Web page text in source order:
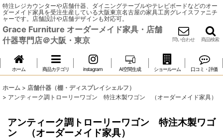
特注レジカウンターや店舗什器、ダイニングテーブルやテレビボードなどのオー
ダーメイド家具を受注生産している大阪東京名古屋の家具工房グレイスファニチ
ャーです。店舗設計や店舗デザインも対応可。
Grace Furniture オーダーメイド家具・店舗
什器専門店＠大阪・東京
問い合わせ 商品検索
ホーム 商品カテゴリ instagram AI空間生成 ショールーム 口コミ・評価
ホーム > 店舗什器（棚・ディスプレイシェルフ）
> アンティーク調トローリーワゴン 特注木製ワゴン （オーダーメイド家具）
アンティーク調トローリーワゴン 特注木製ワゴ
ン （オーダーメイド家具）